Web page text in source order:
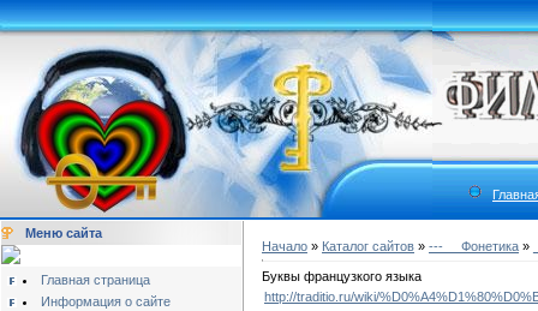
Меню сайта
Главная страница
Информация о сайте
Начало » Каталог сайтов » ---__ Фонетика »
Буквы французкого языка
http://traditio.ru/wiki/